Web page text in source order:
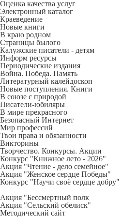
Оценка качества услуг
Электронный каталог
Краеведение
Новые книги
В краю родном
Страницы былого
Калужские писатели - детям
Информ ресурсы
Периодические издания
Война. Победа. Память
Литературный калейдоскоп
Новые поступления. Книги
В союзе с природой
Писатели-юбиляры
В мире прекрасного
Безопасный Интернет
Мир профессий
Твои права и обязанности
Викторины
Творчество. Конкурсы. Акции
Конкурс "Книжное лето - 2026"
Акция "Чтение - дело семейное"
Акция "Женское сердце Победы"
Конкурс "Научи своё сердце добру"
Акция "Бессмертный полк
Акция "Сельский обелиск"
Методический сайт